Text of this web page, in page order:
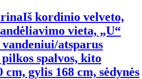
Iš kordinio velveto,
vieta, „U“
atsparus
spalvos, kito
gylis 168 cm, sėdynės